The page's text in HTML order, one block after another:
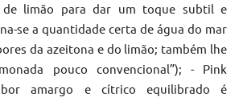
de limão para dar um toque subtil e
se a quantidade certa de água do mar
da azeitona e do limão; também lhe
pouco convencional”); - Pink
amargo e cítrico equilibrado é